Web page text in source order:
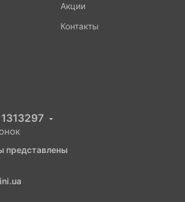
Акции
Контакты
представлены